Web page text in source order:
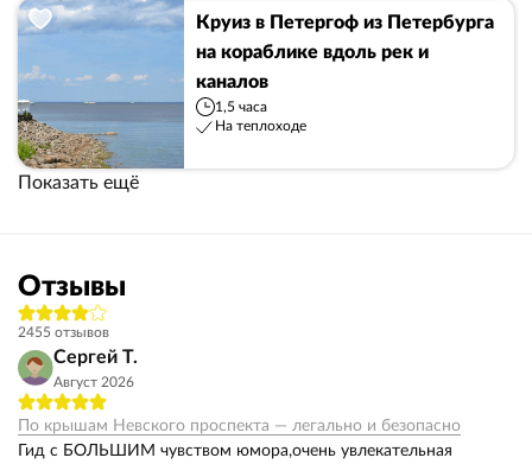
Круиз в Петергоф из Петербурга
на кораблике вдоль рек и
каналов
1,5 часа
На теплоходе
Показать ещё
Отзывы
2455 отзывов
Сергей Т.
Август 2026
По крышам Невского проспекта — легально и безопасно
Гид с БОЛЬШИМ чувством юмора,очень увлекательная